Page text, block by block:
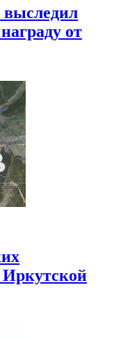
от
Иркутской